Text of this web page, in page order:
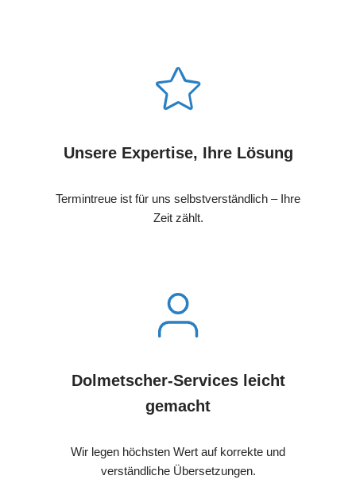
Unsere Expertise, Ihre Lösung
Termintreue ist für uns selbstverständlich – Ihre
Zeit zählt.
Dolmetscher-Services leicht
gemacht
Wir legen höchsten Wert auf korrekte und
verständliche Übersetzungen.